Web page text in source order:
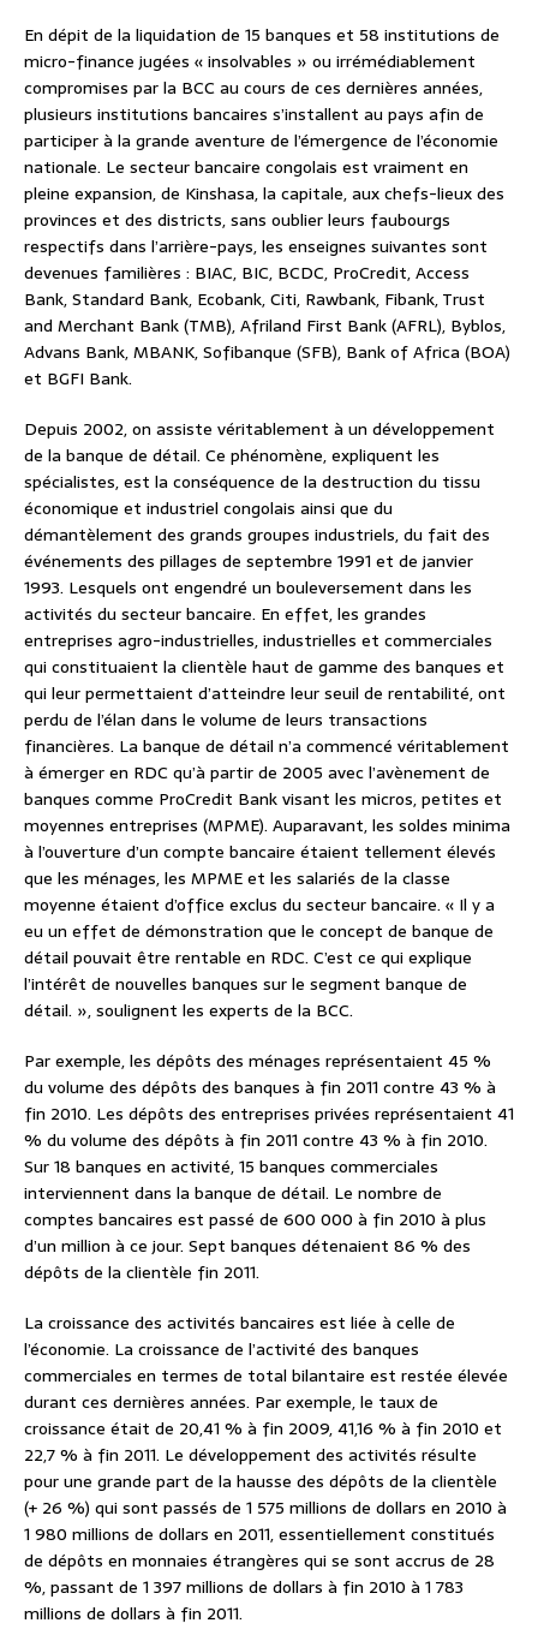
En dépit de la liquidation de 15 banques et 58 institutions de
micro-finance jugées « insolvables » ou irrémédiablement
compromises par la BCC au cours de ces dernières années,
plusieurs institutions bancaires s’installent au pays afin de
participer à la grande aventure de l’émergence de l’économie
nationale. Le secteur bancaire congolais est vraiment en
pleine expansion, de Kinshasa, la capitale, aux chefs-lieux des
provinces et des districts, sans oublier leurs faubourgs
respectifs dans l’arrière-pays, les enseignes suivantes sont
devenues familières : BIAC, BIC, BCDC, ProCredit, Access
Bank, Standard Bank, Ecobank, Citi, Rawbank, Fibank, Trust
and Merchant Bank (TMB), Afriland First Bank (AFRL), Byblos,
Advans Bank, MBANK, Sofibanque (SFB), Bank of Africa (BOA)
et BGFI Bank.
Depuis 2002, on assiste véritablement à un développement
de la banque de détail. Ce phénomène, expliquent les
spécialistes, est la conséquence de la destruction du tissu
économique et industriel congolais ainsi que du
démantèlement des grands groupes industriels, du fait des
événements des pillages de septembre 1991 et de janvier
1993. Lesquels ont engendré un bouleversement dans les
activités du secteur bancaire. En effet, les grandes
entreprises agro-industrielles, industrielles et commerciales
qui constituaient la clientèle haut de gamme des banques et
qui leur permettaient d’atteindre leur seuil de rentabilité, ont
perdu de l’élan dans le volume de leurs transactions
financières. La banque de détail n’a commencé véritablement
à émerger en RDC qu’à partir de 2005 avec l’avènement de
banques comme ProCredit Bank visant les micros, petites et
moyennes entreprises (MPME). Auparavant, les soldes minima
à l’ouverture d’un compte bancaire étaient tellement élevés
que les ménages, les MPME et les salariés de la classe
moyenne étaient d’office exclus du secteur bancaire. « Il y a
eu un effet de démonstration que le concept de banque de
détail pouvait être rentable en RDC. C’est ce qui explique
l’intérêt de nouvelles banques sur le segment banque de
détail. », soulignent les experts de la BCC.
Par exemple, les dépôts des ménages représentaient 45 %
du volume des dépôts des banques à fin 2011 contre 43 % à
fin 2010. Les dépôts des entreprises privées représentaient 41
% du volume des dépôts à fin 2011 contre 43 % à fin 2010.
Sur 18 banques en activité, 15 banques commerciales
interviennent dans la banque de détail. Le nombre de
comptes bancaires est passé de 600 000 à fin 2010 à plus
d’un million à ce jour. Sept banques détenaient 86 % des
dépôts de la clientèle fin 2011.
La croissance des activités bancaires est liée à celle de
l’économie. La croissance de l’activité des banques
commerciales en termes de total bilantaire est restée élevée
durant ces dernières années. Par exemple, le taux de
croissance était de 20,41 % à fin 2009, 41,16 % à fin 2010 et
22,7 % à fin 2011. Le développement des activités résulte
pour une grande part de la hausse des dépôts de la clientèle
(+ 26 %) qui sont passés de 1 575 millions de dollars en 2010 à
1 980 millions de dollars en 2011, essentiellement constitués
de dépôts en monnaies étrangères qui se sont accrus de 28
%, passant de 1 397 millions de dollars à fin 2010 à 1 783
millions de dollars à fin 2011.